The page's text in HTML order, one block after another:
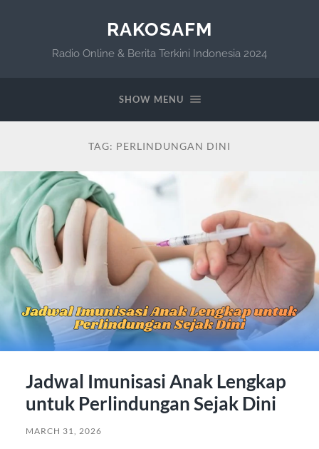
RAKOSAFM
Radio Online & Berita Terkini Indonesia 2024
SHOW MENU
TAG: PERLINDUNGAN DINI
Jadwal Imunisasi Anak Lengkap
untuk Perlindungan Sejak Dini
MARCH 31, 2026